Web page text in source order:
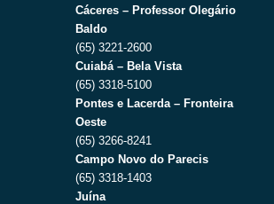
Cáceres – Professor Olegário
Baldo
(65) 3221-2600
Cuiabá – Bela Vista
(65) 3318-5100
Pontes e Lacerda – Fronteira
Oeste
(65) 3266-8241
Campo Novo do Parecis
(65) 3318-1403
Juína